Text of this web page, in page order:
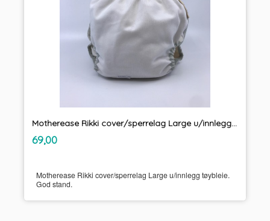
Motherease Rikki cover/sperrelag Large u/innlegg tøybleie
Pris
69,00mva.
Motherease Rikki cover/sperrelag Large u/innlegg tøybleie.
God stand.